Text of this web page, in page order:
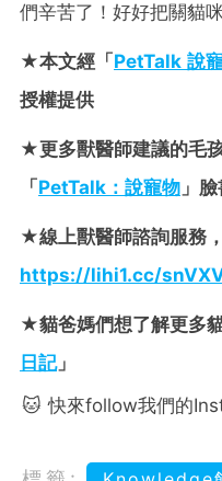
們辛苦了！好好把關貓
★本文經「 PetTalk 說
授權提供
★更多獸醫師建議的毛
「 PetTalk：說寵物 」
★線上獸醫師諮詢服務
https://lihi1.cc/
★貓爸媽們想了解更多
日記」
🐱 快來follow我們的